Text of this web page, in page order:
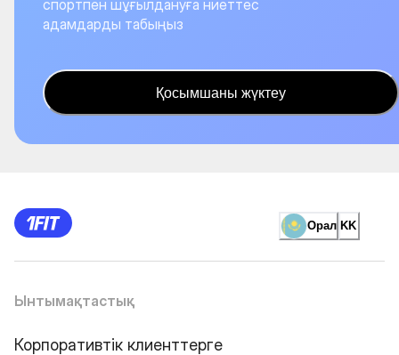
спортпен шұғылдануға ниеттес
адамдарды табыңыз
Қосымшаны жүктеу
Орал KK
Ынтымақтастық
Корпоративтік клиенттерге